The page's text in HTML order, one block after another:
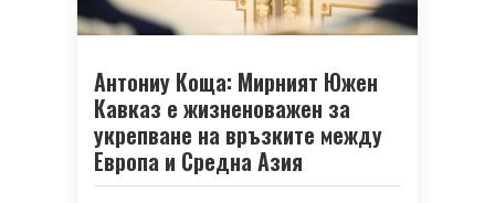
Антониу Коща: Мирният Южен
Кавказ е жизненоважен за
укрепване на връзките между
Европа и Средна Азия